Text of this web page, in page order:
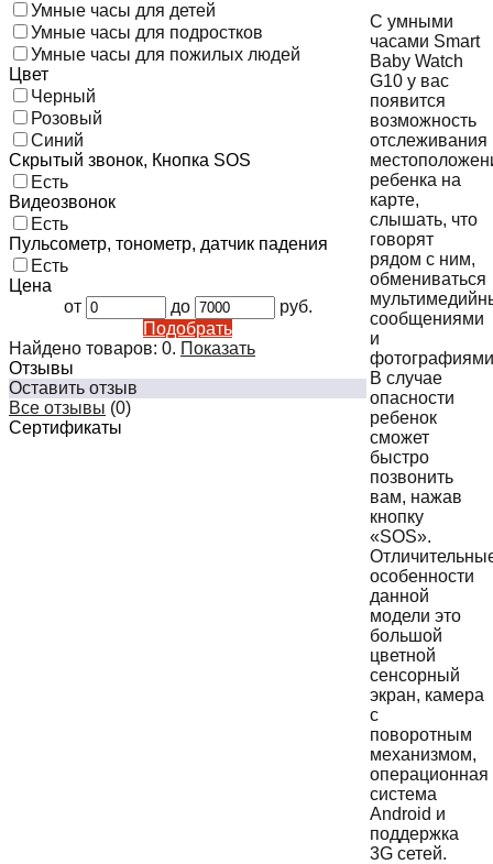
Умные часы для детей
Умные часы для подростков
Умные часы для пожилых людей
Цвет
Черный
Розовый
Синий
Скрытый звонок, Кнопка SOS
Есть
Видеозвонок
Есть
Пульсометр, тонометр, датчик падения
Есть
Цена
от
до
руб.
Подобрать
Найдено товаров: 0. Показать
Отзывы
Оставить отзыв
Все отзывы (0)
Сертификаты
С умными
часами Smart
Baby Watch
G10 у вас
появится
возможность
отслеживания
ребенка на
карте,
слышать, что
говорят
рядом с ним,
обмениваться
сообщениями
и
В случае
опасности
ребенок
сможет
быстро
позвонить
вам, нажав
кнопку
«SOS».
особенности
данной
модели это
большой
цветной
сенсорный
экран, камера
с
поворотным
механизмом,
операционная
система
Android и
поддержка
3G сетей.